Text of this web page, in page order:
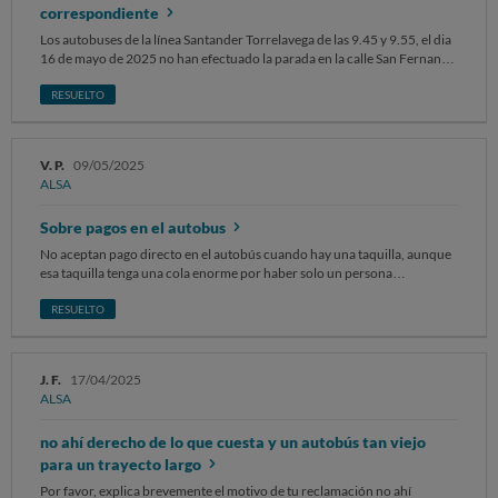
Alsa es de 11,30 euros El importe del billete del Ave es de 17,75 euros
particular, atentamente.
correspondiente
Los autobuses de la línea Santander Torrelavega de las 9.45 y 9.55, el dia
16 de mayo de 2025 no han efectuado la parada en la calle San Fernando
mi lugar de trabajo en Torrelavega.
RESUELTO
V. P. 09/05/2025
ALSA
Sobre pagos en el autobus
No aceptan pago directo en el autobús cuando hay una taquilla, aunque
esa taquilla tenga una cola enorme por haber solo un persona
llegues 15 minutos o más antes. En algunas veces se puede pagar en el
Por este motivo, le solicito que haga algo al respecto.
RESUELTO
J. F. 17/04/2025
ALSA
no ahí derecho de lo que cuesta y un autobús tan viejo
para un trayecto largo
Por favor, explica brevemente el motivo de tu reclamación no ahí